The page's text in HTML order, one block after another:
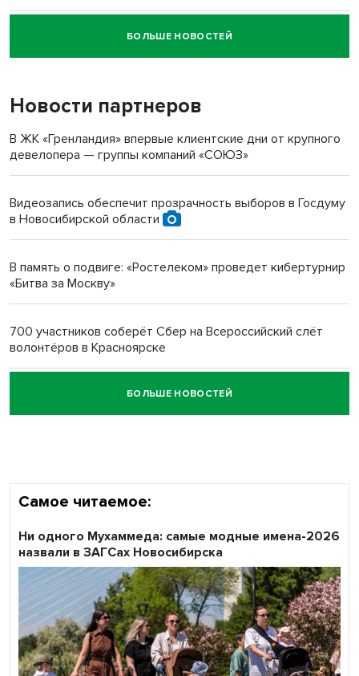
Новосибирский суд наказал водителя за смерть
пенсионерки на вокзале
«Мы живём на пастбище!»: в новосибирском селе лошади
терроризируют жителей
Новосибирский преподаватель с женой вошли в топ-16
БОЛЬШЕ НОВОСТЕЙ
Новости партнеров
В ЖК «Гренландия» впервые клиентские дни от крупного
девелопера — группы компаний «СОЮЗ»
Видеозапись обеспечит прозрачность выборов в Госдуму
в Новосибирской области
В память о подвиге: «Ростелеком» проведет кибертурнир
«Битва за Москву»
700 участников соберёт Сбер на Всероссийский слёт
волонтёров в Красноярске
Честный выбор: видеонаблюдение обеспечит
объективность результатов ЕДГ в Новосибирской
БОЛЬШЕ НОВОСТЕЙ
Самое читаемое:
Ни одного Мухаммеда: самые модные имена-2026
назвали в ЗАГСах Новосибирска